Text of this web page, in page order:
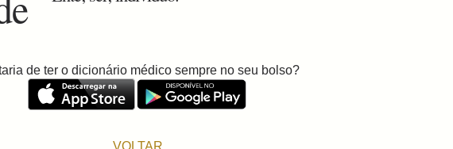
de ter o dicionário médico sempre no seu bolso?
VOLTAR